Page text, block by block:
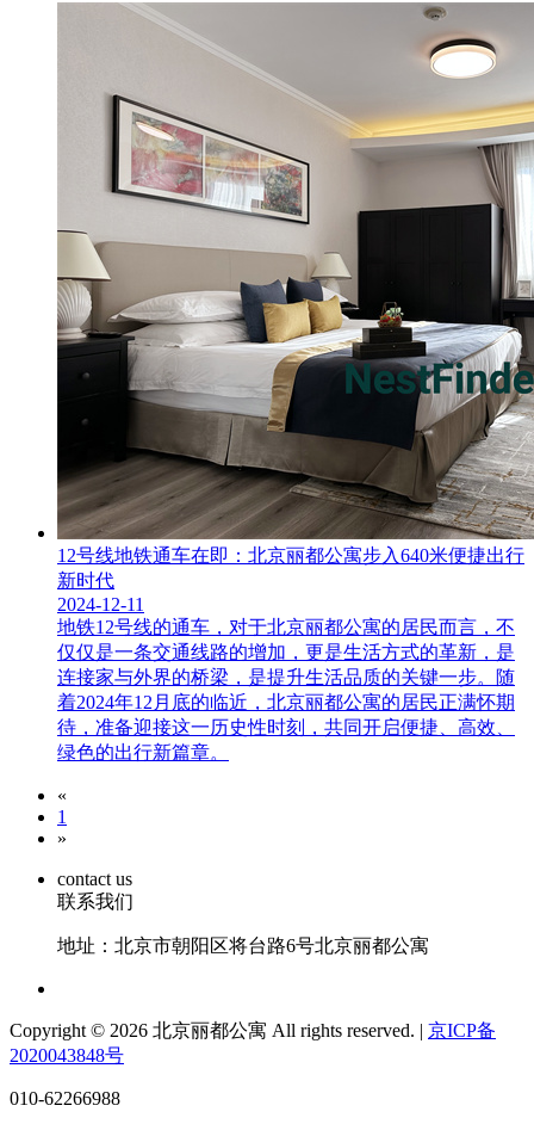
12号线地铁通车在即：北京丽都公寓步入640米便捷出行
新时代
2024-12-11
地铁12号线的通车，对于北京丽都公寓的居民而言，不
仅仅是一条交通线路的增加，更是生活方式的革新，是
连接家与外界的桥梁，是提升生活品质的关键一步。随
着2024年12月底的临近，北京丽都公寓的居民正满怀期
待，准备迎接这一历史性时刻，共同开启便捷、高效、
绿色的出行新篇章。
«
1
»
contact us
联系我们
地址：北京市朝阳区将台路6号北京丽都公寓
Copyright © 2026 北京丽都公寓 All rights reserved. | 京ICP备
2020043848号
010-62266988